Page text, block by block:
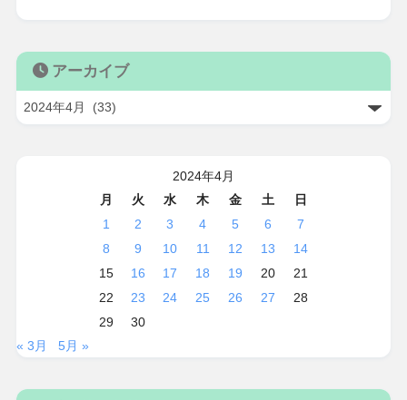
アーカイブ
2024年4月
月
火 水 木 金 土
日
1
2 3 4 5 6
7
8
9 10 11 12 13
14
15
16 17 18 19 20
21
22
23 24 25 26 27
28
29
30
« 3月
5月 »